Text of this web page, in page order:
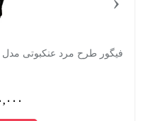
اکشن فیگور مدل انیمه